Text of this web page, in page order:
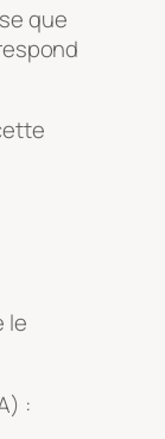
que
le
: